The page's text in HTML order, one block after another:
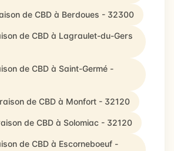
de CBD à Berdoues - 32300
de CBD à Lagraulet-du-Gers
de CBD à Saint-Germé -
de CBD à Monfort - 32120
de CBD à Solomiac - 32120
de CBD à Escorneboeuf -